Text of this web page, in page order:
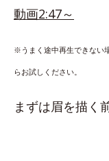
動画2:47～
※うまく途中再生できない
らお試しください。
まずは眉を描く